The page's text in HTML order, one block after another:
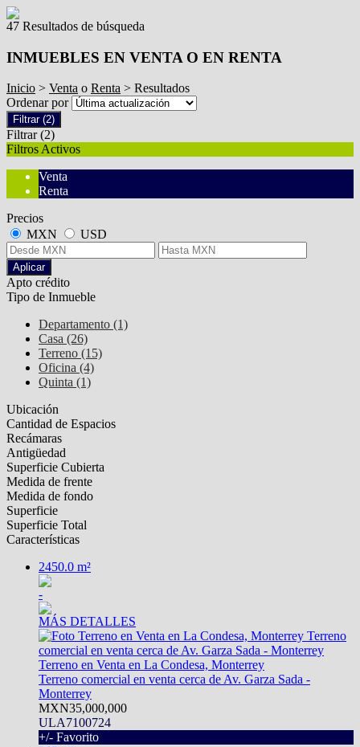
47 Resultados de búsqueda
INMUEBLES EN VENTA O EN RENTA
Inicio > Venta o Renta > Resultados
Ordenar por
Filtrar (2)
Filtrar (2)
Filtros Activos
Venta
Renta
Precios
MXN
USD
Aplicar
Apto crédito
Tipo de Inmueble
Departamento (1)
Casa (26)
Terreno (15)
Oficina (4)
Quinta (1)
Ubicación
Cantidad de Espacios
Recámaras
Antigüedad
Superficie Cubierta
Medida de frente
Medida de fondo
Superficie
Superficie Total
Características
2450.0 m²
-
MÁS DETALLES
Terreno en Venta en La Condesa, Monterrey
Terreno comercial en venta cerca de Av. Garza Sada -
Monterrey
MXN35,000,000
ULA7100724
+/- Favorito